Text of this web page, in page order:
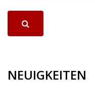
NEUIGKEITEN